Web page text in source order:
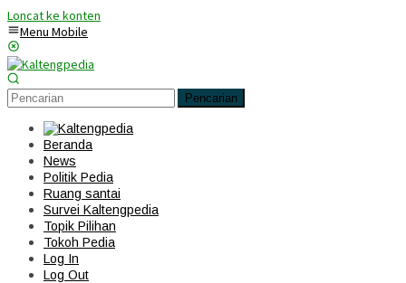
Loncat ke konten
Menu Mobile
Pencarian
Beranda
News
Politik Pedia
Ruang santai
Survei Kaltengpedia
Topik Pilihan
Tokoh Pedia
Log In
Log Out